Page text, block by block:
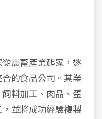
從農畜產業起家，逐
的食品公司。其業
料加工、肉品、蛋
並將成功經驗複製